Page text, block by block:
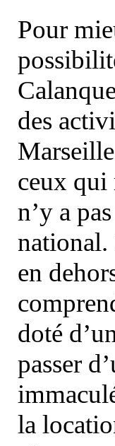
Pour
des
ceux qui
n’y a
national.
en
doté
passer
la